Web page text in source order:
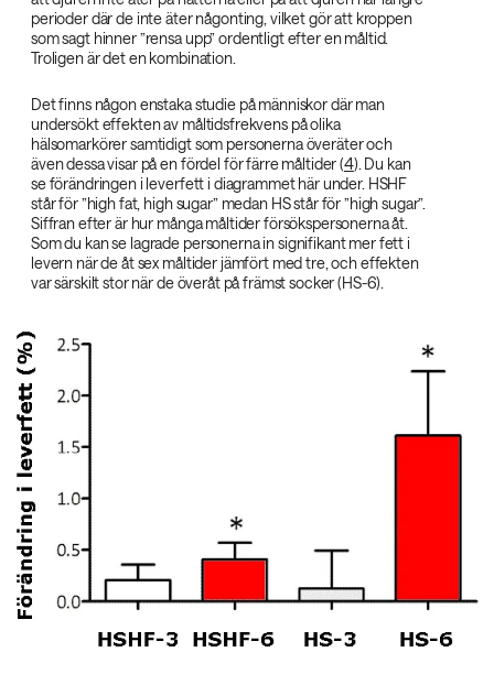
perioder där de inte äter någonting, vilket gör att kroppen
som sagt hinner ”rensa upp” ordentligt efter en måltid.
Troligen är det en kombination.
Det finns någon enstaka studie på människor där man
undersökt effekten av måltidsfrekvens på olika
hälsomarkörer samtidigt som personerna överäter och
även dessa visar på en fördel för färre måltider (4). Du kan
se förändringen i leverfett i diagrammet här under. HSHF
står för ”high fat, high sugar” medan HS står för ”high sugar”.
Siffran efter är hur många måltider försökspersonerna åt.
Som du kan se lagrade personerna in signifikant mer fett i
levern när de åt sex måltider jämfört med tre, och effekten
var särskilt stor när de överåt på främst socker (HS-6).